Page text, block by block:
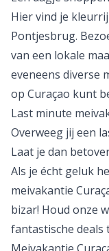
Een dagje
Hier vind je
Pontjesbrug.
van een lokale
eveneens diverse
op Curaçao kunt
Last minute
Overweeg jij een
Laat je dan
Als je écht geluk
meivakantie
bizar! Houd onze
fantastische deals